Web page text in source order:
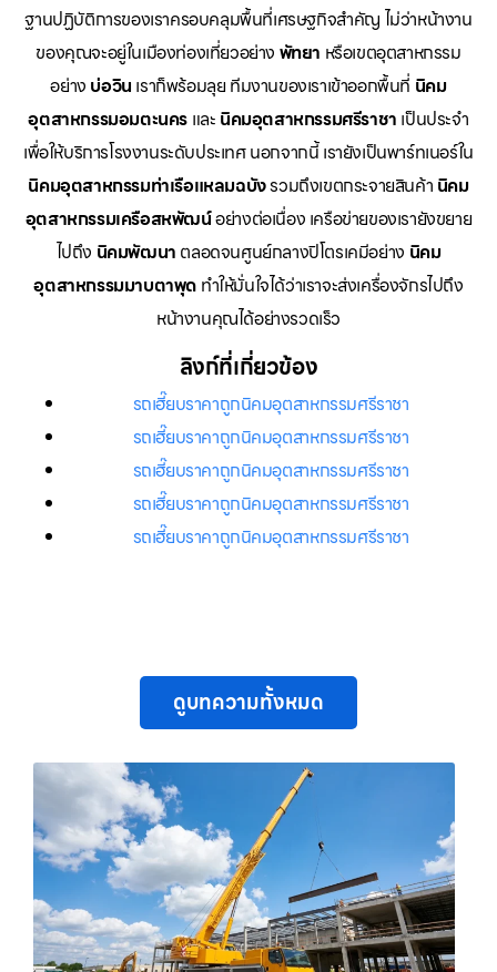
ฐานปฏิบัติการของเราครอบคลุมพื้นที่เศรษฐกิจสำคัญ ไม่ว่าหน้างาน
ของคุณจะอยู่ในเมืองท่องเที่ยวอย่าง พัทยา หรือเขตอุตสาหกรรม
อย่าง บ่อวิน เราก็พร้อมลุย ทีมงานของเราเข้าออกพื้นที่ นิคม
อุตสาหกรรมอมตะนครและ นิคมอุตสาหกรรมศรีราชา เป็นประจำ
เพื่อให้บริการโรงงานระดับประเทศ นอกจากนี้ เรายังเป็นพาร์ทเนอร์ใน
นิคมอุตสาหกรรมท่าเรือแหลมฉบังรวมถึงเขตกระจายสินค้า นิคม
อุตสาหกรรมเครือสหพัฒน์อย่างต่อเนื่อง เครือข่ายของเรายังขยาย
ไปถึง นิคมพัฒนา ตลอดจนศูนย์กลางปิโตรเคมีอย่าง นิคม
อุตสาหกรรมมาบตาพุด ทำให้มั่นใจได้ว่าเราจะส่งเครื่องจักรไปถึง
หน้างานคุณได้อย่างรวดเร็ว
ลิงก์ที่เกี่ยวข้อง
รถเฮี๊ยบราคาถูกนิคมอุตสาหกรรมศรีราชา
รถเฮี๊ยบราคาถูกนิคมอุตสาหกรรมศรีราชา
รถเฮี๊ยบราคาถูกนิคมอุตสาหกรรมศรีราชา
รถเฮี๊ยบราคาถูกนิคมอุตสาหกรรมศรีราชา
รถเฮี๊ยบราคาถูกนิคมอุตสาหกรรมศรีราชา
ดูบทความทั้งหมด